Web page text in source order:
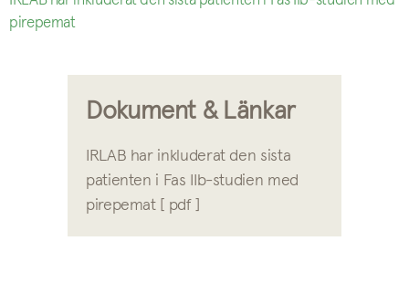
pirepemat
Dokument & Länkar
IRLAB har inkluderat den sista
patienten i Fas IIb-studien med
pirepemat [ pdf ]